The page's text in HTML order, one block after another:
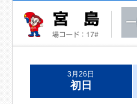
3月26日
初日